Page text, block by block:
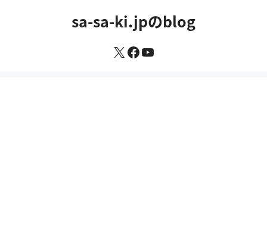
sa-sa-ki.jpのblog
X Facebook
YouTube